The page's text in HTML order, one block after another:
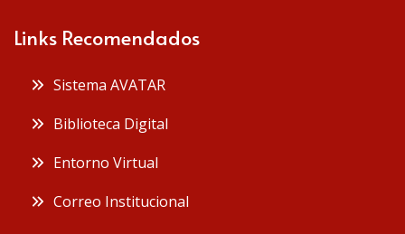
Links Recomendados
Sistema AVATAR
Biblioteca Digital
Entorno Virtual
Correo Institucional